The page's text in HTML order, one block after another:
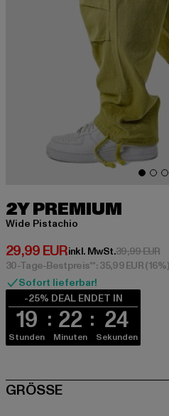
2Y PREMIUM
Wide Pistachio
29,99 EUR
Derzeitiger Preis: 29,99 EUR
inkl. MwSt.39,99 EUR
30-Tage-Bestpreis**: 35,99 EUR(16%)
Sofort lieferbar!
-25% DEAL ENDET IN
19
Stunden
22
Minuten
23
Sekunden
SIZE
GRÖSSE